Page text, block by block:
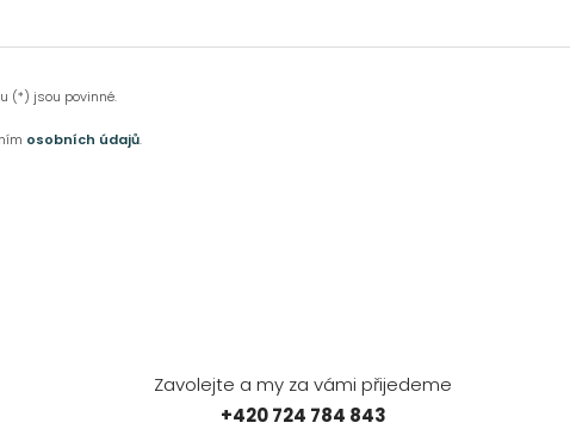
(*) jsou povinné.
osobních údajů.
Zavolejte a my za vámi přijedeme
+420 724 784 843